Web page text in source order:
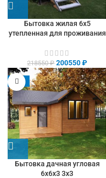
Бытовка жилая 6х5
утепленная для проживания
218550₽ 200550₽
-13%
Бытовка дачная угловая
6х6х3 3х3